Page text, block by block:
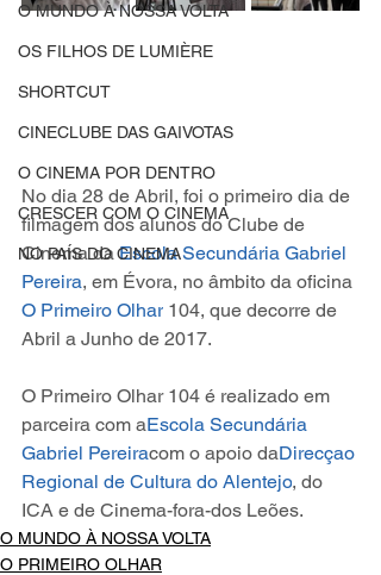
O MUNDO À NOSSA VOLTA
OS FILHOS DE LUMIÈRE
SHORTCUT
CINECLUBE DAS GAIVOTAS
O CINEMA POR DENTRO
CRESCER COM O CINEMA
NO PAÍS DO CINEMA
No dia 28 de Abril, foi o primeiro dia de
filmagem dos alunos do Clube de
Cinema da Escola Secundária Gabriel
Pereira, em Évora, no âmbito da oficina
O Primeiro Olhar 104, que decorre de
Abril a Junho de 2017.
O Primeiro Olhar 104 é realizado em
parceira com aEscola Secundária
Gabriel Pereiracom o apoio daDirecçao
Regional de Cultura do Alentejo, do
ICA e de Cinema-fora-dos Leões.
O MUNDO À NOSSA VOLTA
O PRIMEIRO OLHAR